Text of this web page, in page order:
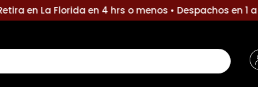
en La Florida en 4 hrs o menos • Despachos en 1